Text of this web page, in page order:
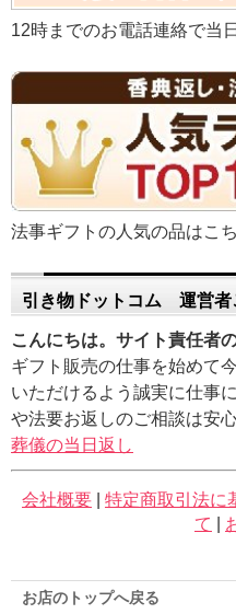
12時までのお電話連絡で当
法事ギフトの人気の品はこ
引き物ドットコム 運営者
こんにちは。サイト責任者
ギフト販売の仕事を始めて
いただけるよう誠実に仕事
や法要お返しのご相談は安
葬儀の当日返し
会社概要 特定商取引法に
て
お店のトップへ戻る